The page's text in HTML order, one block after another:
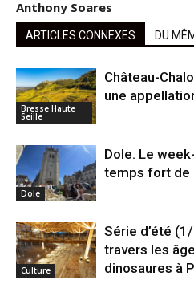
Anthony Soares
ARTICLES CONNEXES DU
Bresse Haute
Seille
Château-
une
Dole
Dole. Le
temps fort de
Culture
Série d’été
travers les
dinosaures à